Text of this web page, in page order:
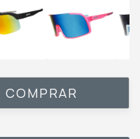
COMPRAR